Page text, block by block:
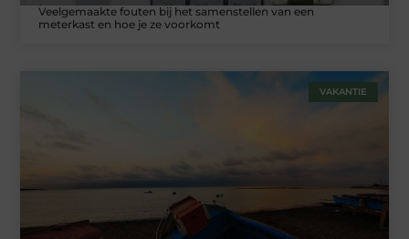
Veelgemaakte fouten bij het samenstellen van een
meterkast en hoe je ze voorkomt
VAKANTIE